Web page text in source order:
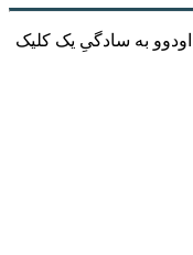
به سادگیِ یک کلیک